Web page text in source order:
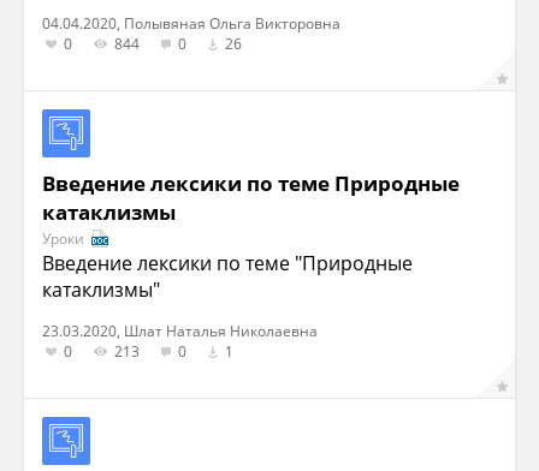
04.04.2020, Полывяная Ольга Викторовна
0
844 0 26
Введение лексики по теме Природные
катаклизмы
Уроки
Введение лексики по теме "Природные
катаклизмы"
23.03.2020, Шлат Наталья Николаевна
0
213 0 1